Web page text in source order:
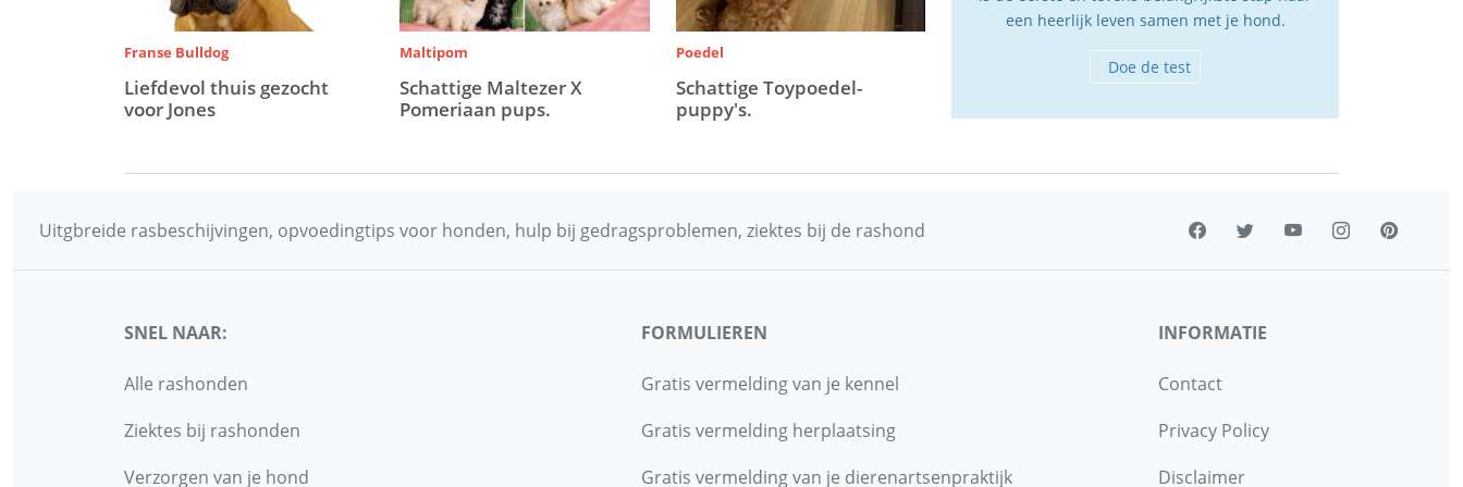
Franse Bulldog
Liefdevol thuis gezocht
voor Jones
Maltipom
Schattige Maltezer X
Pomeriaan pups.
Poedel
Schattige Toypoedel-
puppy's.
een heerlijk leven samen met je hond.
Doe de test
Uitgbreide rasbeschijvingen, opvoedingtips voor honden, hulp bij gedragsproblemen, ziektes bij de rashond
SNEL NAAR:
Alle rashonden
Ziektes bij rashonden
Verzorgen van je hond
FORMULIEREN
Gratis vermelding van je kennel
Gratis vermelding herplaatsing
Gratis vermelding van je dierenartsenpraktijk
INFORMATIE
Contact
Privacy Policy
Disclaimer